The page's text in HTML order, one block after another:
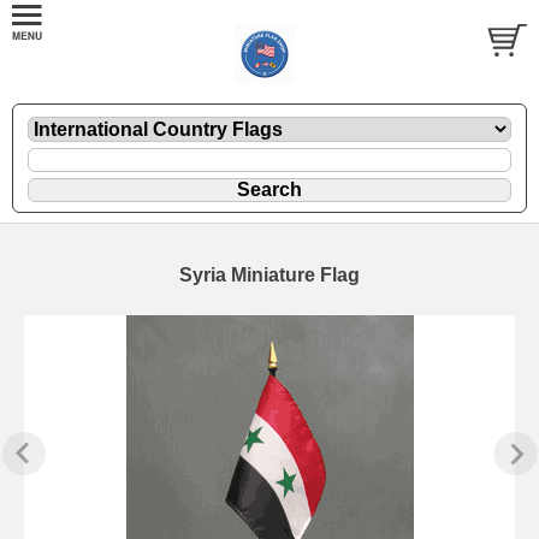
Syria Miniature Flag